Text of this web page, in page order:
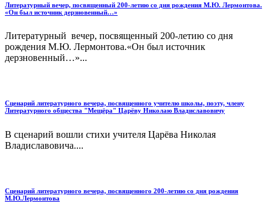
Литературный вечер, посвященный 200-летию со дня рождения М.Ю. Лермонтова.
«Он был источник дерзновенный…»
Литературный вечер, посвященный 200-летию со дня
рождения М.Ю. Лермонтова.«Он был источник
дерзновенный…»...
Сценарий литературного вечера, посвященного учителю школы, поэту, члену
Литературного общества "Мещёра" Царёву Николаю Владиславовичу
В сценарий вошли стихи учителя Царёва Николая
Владиславовича....
Сценарий литературного вечера, посвященного 200-летию со дня рождения
М.Ю.Лермонтова